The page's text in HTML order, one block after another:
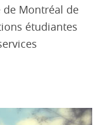
Montréal de
étudiantes